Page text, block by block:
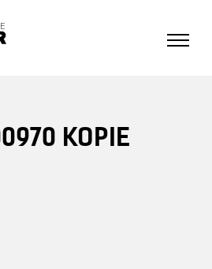
KOPIE